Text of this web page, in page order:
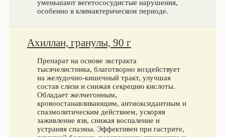
уменьшают вегетососудистые нарушения,
особенно в климактерическом периоде.
Ахиллан, гранулы, 90 г
Препарат на основе экстракта
тысячелистника, благотворно воздействует
на желудочно-кишечный тракт, улучшая
состав слизи и снижая секрецию кислоты.
Обладает желчегонным,
кровоостанавливающим, антиоксидантным и
спазмолитическим действием, ускоряя
заживление язв, снижая воспаление и
устраняя спазмы. Эффективен при гастрите,